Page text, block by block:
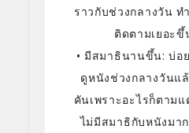
ราวกับช่วงกลางวัน
ติดตามเยอะขึ้
• มีสมาธินานขึ้น: บ่อ
ดูหนังช่วงกลางวันแ
คันเพราะอะไรก็ตาม
ไม่มีสมาธิกับหนังมา